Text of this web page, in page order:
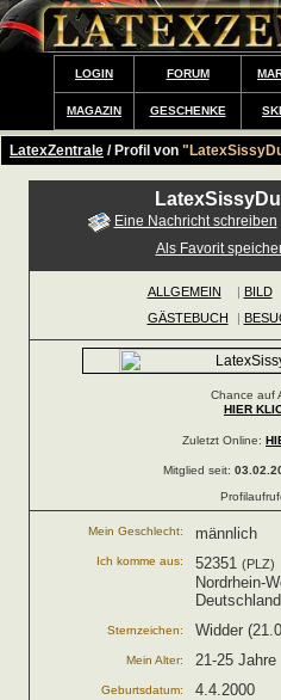
LOGIN FORUM
MAGAZIN GESCHENKE
LatexZentrale / Profil von
Eine Nachricht schreiben
Als Favorit
ALLGEMEIN | BILD
GÄSTEBUCH
|
Chance auf
HIER
Zuletzt Online:
Mitglied seit:
Mein Geschlecht: männlich
Ich komme aus: 52351
Nordrhein-
Deutschland
Sternzeichen: Widder
Mein Alter: 21-25 Jahre
Geburtsdatum: 4.4.2000